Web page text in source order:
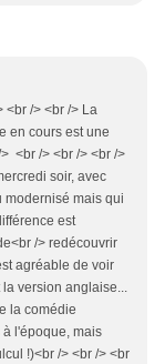
<br /> <br /> La
en cours est une
<br /> <br /> <br />
soir, avec
modernisé mais qui
est
/> redécouvrir
agréable de voir
version anglaise...
la comédie
l'époque, mais
!)<br /> <br /> <br